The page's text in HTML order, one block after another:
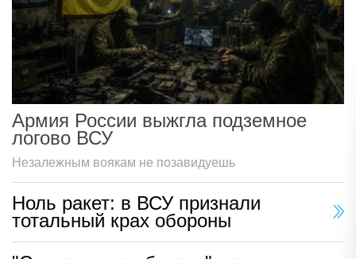
Армия России выжгла подземное
логово ВСУ
Незалежным воякам не позавидуешь
Ноль ракет: в ВСУ признали
тотальный крах обороны